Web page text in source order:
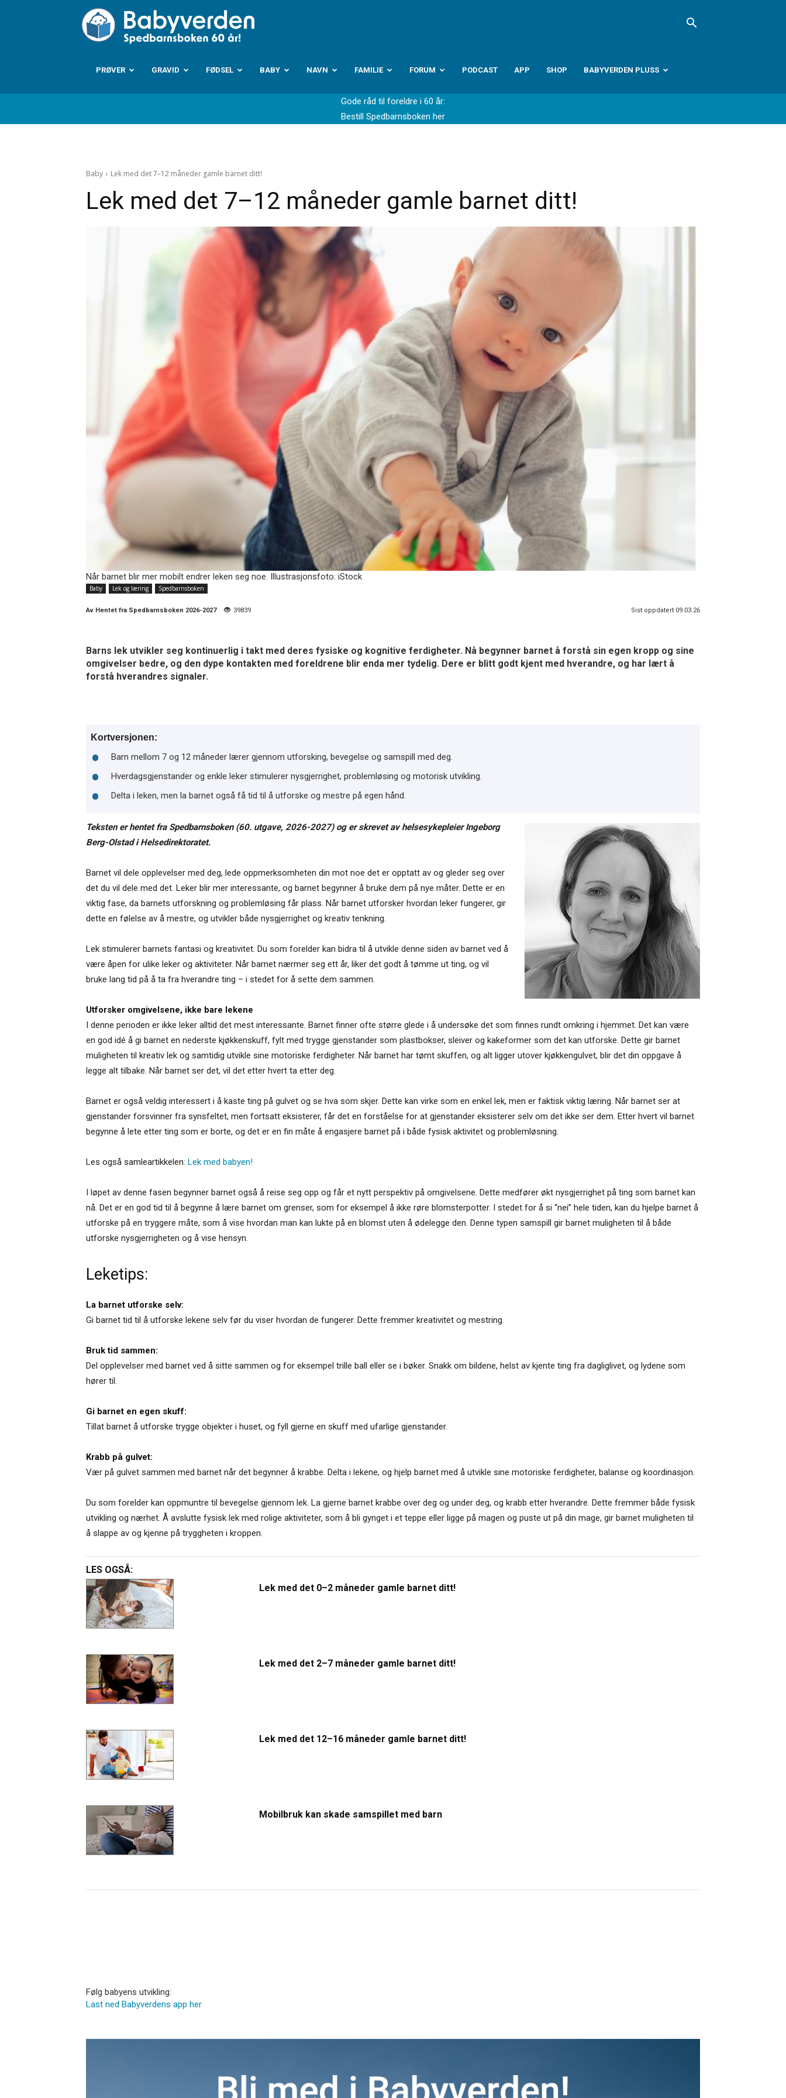
Babyverden.no
PRØVER GRAVID FØDSEL BABY NAVN FAMILIE FORUM PODCAST APP SHOP BABYVERDEN PLUSS
Gode råd til foreldre i 60 år:
Bestill Spedbarnsboken her
Baby Lek med det 7–12 måneder gamle barnet ditt!
Lek med det 7–12 måneder gamle barnet ditt!
Når barnet blir mer mobilt endrer leken seg noe. Illustrasjonsfoto: iStock
Baby Lek og læring Spedbarnsboken
Av Hentet fra Spedbarnsboken 2026-2027 39839 Sist oppdatert 09.03.26
Barns lek utvikler seg kontinuerlig i takt med deres fysiske og kognitive ferdigheter. Nå begynner barnet å forstå sin egen kropp og sine
omgivelser bedre, og den dype kontakten med foreldrene blir enda mer tydelig. Dere er blitt godt kjent med hverandre, og har lært å
forstå hverandres signaler.
Kortversjonen:
Barn mellom 7 og 12 måneder lærer gjennom utforsking, bevegelse og samspill med deg.
Hverdagsgjenstander og enkle leker stimulerer nysgjerrighet, problemløsing og motorisk utvikling.
Delta i leken, men la barnet også få tid til å utforske og mestre på egen hånd.
Teksten er hentet fra Spedbarnsboken (60. utgave, 2026-2027) og er skrevet av helsesykepleier Ingeborg
Berg-Olstad i Helsedirektoratet.
Barnet vil dele opplevelser med deg, lede oppmerksomheten din mot noe det er opptatt av og gleder seg over
det du vil dele med det. Leker blir mer interessante, og barnet begynner å bruke dem på nye måter. Dette er en
viktig fase, da barnets utforskning og problemløsing får plass. Når barnet utforsker hvordan leker fungerer, gir
dette en følelse av å mestre, og utvikler både nysgjerrighet og kreativ tenkning.
Lek stimulerer barnets fantasi og kreativitet. Du som forelder kan bidra til å utvikle denne siden av barnet ved å
være åpen for ulike leker og aktiviteter. Når barnet nærmer seg ett år, liker det godt å tømme ut ting, og vil
bruke lang tid på å ta fra hverandre ting – i stedet for å sette dem sammen.
Utforsker omgivelsene, ikke bare lekene
I denne perioden er ikke leker alltid det mest interessante. Barnet finner ofte større glede i å undersøke det som finnes rundt omkring i hjemmet. Det kan være
en god idé å gi barnet en nederste kjøkkenskuff, fylt med trygge gjenstander som plastbokser, sleiver og kakeformer som det kan utforske. Dette gir barnet
muligheten til kreativ lek og samtidig utvikle sine motoriske ferdigheter. Når barnet har tømt skuffen, og alt ligger utover kjøkkengulvet, blir det din oppgave å
legge alt tilbake. Når barnet ser det, vil det etter hvert ta etter deg.
Barnet er også veldig interessert i å kaste ting på gulvet og se hva som skjer. Dette kan virke som en enkel lek, men er faktisk viktig læring. Når barnet ser at
gjenstander forsvinner fra synsfeltet, men fortsatt eksisterer, får det en forståelse for at gjenstander eksisterer selv om det ikke ser dem. Etter hvert vil barnet
begynne å lete etter ting som er borte, og det er en fin måte å engasjere barnet på i både fysisk aktivitet og problemløsning.
Les også samleartikkelen: Lek med babyen!
I løpet av denne fasen begynner barnet også å reise seg opp og får et nytt perspektiv på omgivelsene. Dette medfører økt nysgjerrighet på ting som barnet kan
nå. Det er en god tid til å begynne å lære barnet om grenser, som for eksempel å ikke røre blomsterpotter. I stedet for å si “nei” hele tiden, kan du hjelpe barnet å
utforske på en tryggere måte, som å vise hvordan man kan lukte på en blomst uten å ødelegge den. Denne typen samspill gir barnet muligheten til å både
utforske nysgjerrigheten og å vise hensyn.
Leketips:
La barnet utforske selv:
Gi barnet tid til å utforske lekene selv før du viser hvordan de fungerer. Dette fremmer kreativitet og mestring.
Bruk tid sammen:
Del opplevelser med barnet ved å sitte sammen og for eksempel trille ball eller se i bøker. Snakk om bildene, helst av kjente ting fra dagliglivet, og lydene som
hører til.
Gi barnet en egen skuff:
Tillat barnet å utforske trygge objekter i huset, og fyll gjerne en skuff med ufarlige gjenstander.
Krabb på gulvet:
Vær på gulvet sammen med barnet når det begynner å krabbe. Delta i lekene, og hjelp barnet med å utvikle sine motoriske ferdigheter, balanse og koordinasjon.
Du som forelder kan oppmuntre til bevegelse gjennom lek. La gjerne barnet krabbe over deg og under deg, og krabb etter hverandre. Dette fremmer både fysisk
utvikling og nærhet. Å avslutte fysisk lek med rolige aktiviteter, som å bli gynget i et teppe eller ligge på magen og puste ut på din mage, gir barnet muligheten til
å slappe av og kjenne på tryggheten i kroppen.
LES OGSÅ:
Lek med det 0–2 måneder gamle barnet ditt!
Lek med det 2–7 måneder gamle barnet ditt!
Lek med det 12–16 måneder gamle barnet ditt!
Mobilbruk kan skade samspillet med barn
Følg babyens utvikling:
Last ned Babyverdens app her